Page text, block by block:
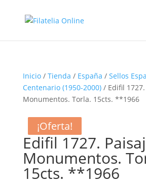
Inicio/ Tienda / España / Sellos
Centenario (1950-2000)/ Edifil 1727.
Monumentos. Torla. 15cts. **1966
Edifil 1727.
Monumentos.
15cts. **1966
¡Oferta!
¡Oferta!
¡Oferta!